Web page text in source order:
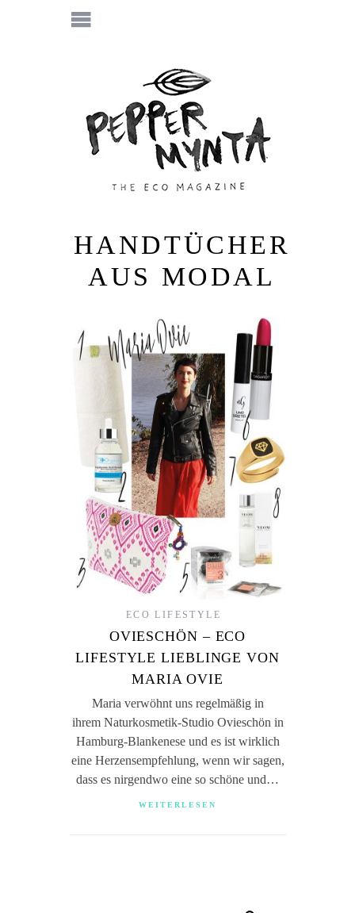
HANDTÜCHER
AUS MODAL
ECO LIFESTYLE
OVIESCHÖN – ECO
LIFESTYLE LIEBLINGE VON
MARIA OVIE
Maria verwöhnt uns regelmäßig in
ihrem Naturkosmetik-Studio Ovieschön in
Hamburg-Blankenese und es ist wirklich
eine Herzensempfehlung, wenn wir sagen,
dass es nirgendwo eine so schöne und…
WEITERLESEN